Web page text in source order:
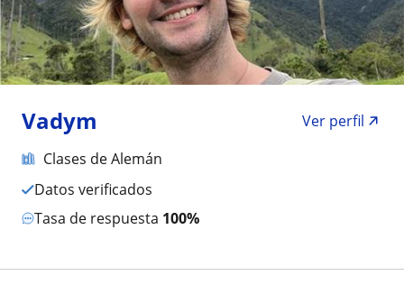
Vadym
Ver perfil
Clases de Alemán
Datos verificados
Tasa de respuesta 100%